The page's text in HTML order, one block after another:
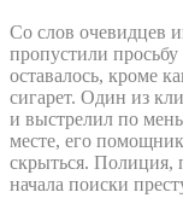
Со слов очевидцев
пропустили
оставалось, кроме
сигарет. Один из
и выстрелил по
месте, его
скрыться. Полиция,
начала поиски